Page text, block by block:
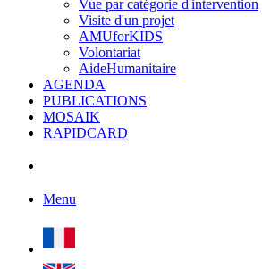
Vue par catégorie d'intervention
Visite d'un projet
AMUforKIDS
Volontariat
AideHumanitaire
AGENDA
PUBLICATIONS
MOSAIK
RAPIDCARD
Menu